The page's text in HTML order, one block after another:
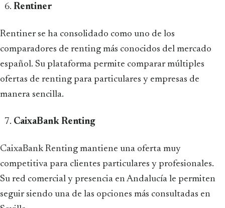
Rentiner
Rentiner se ha consolidado como uno de los
comparadores de renting más conocidos del mercado
español. Su plataforma permite comparar múltiples
ofertas de renting para particulares y empresas de
manera sencilla.
CaixaBank Renting
CaixaBank Renting mantiene una oferta muy
competitiva para clientes particulares y profesionales.
Su red comercial y presencia en Andalucía le permiten
seguir siendo una de las opciones más consultadas en